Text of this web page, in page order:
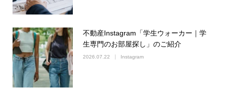
不動産Instagram「学生ウォーカー｜学
生専門のお部屋探し」のご紹介
2026.07.22 Instagram